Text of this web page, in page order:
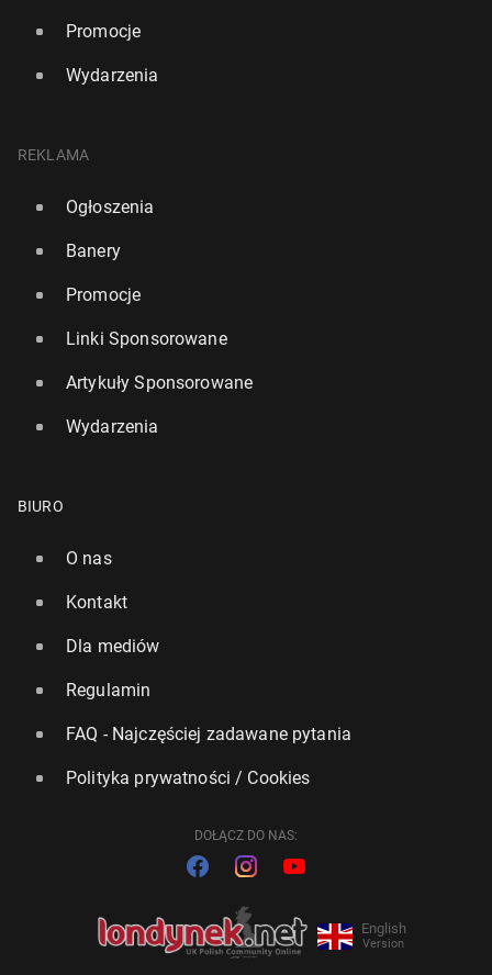
Promocje
Wydarzenia
REKLAMA
Ogłoszenia
Banery
Promocje
Linki Sponsorowane
Artykuły Sponsorowane
Wydarzenia
BIURO
O nas
Kontakt
Dla mediów
Regulamin
FAQ - Najczęściej zadawane pytania
Polityka prywatności / Cookies
DOŁĄCZ DO NAS:
English
Version